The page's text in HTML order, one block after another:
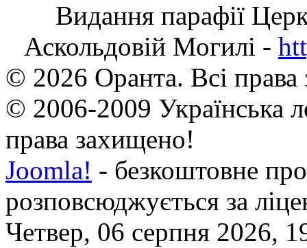
Видання парафії
Аскольдовій Могилі -
© 2026 Оранта. Всі
© 2006-2009 Українська
права захищено!
Joomla! - безкоштовне
розповсюджується за
Четвер, 06 серпня 2026,